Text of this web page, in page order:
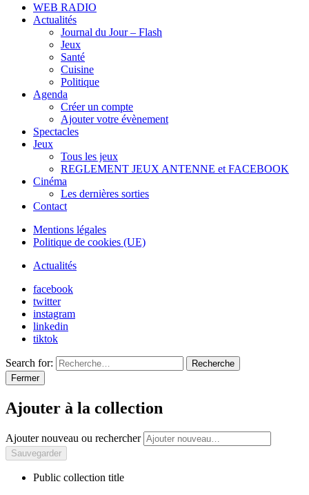
WEB RADIO
Actualités
Journal du Jour – Flash
Jeux
Santé
Cuisine
Politique
Agenda
Créer un compte
Ajouter votre évènement
Spectacles
Jeux
Tous les jeux
REGLEMENT JEUX ANTENNE et FACEBOOK
Cinéma
Les dernières sorties
Contact
Mentions légales
Politique de cookies (UE)
Actualités
facebook
twitter
instagram
linkedin
tiktok
Search for:
Recherche
Fermer
Ajouter à la collection
Ajouter nouveau ou rechercher
Public collection title